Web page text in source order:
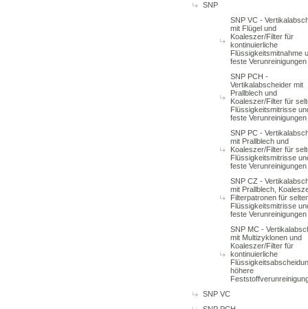
SNP
SNP VC -
mit Flügel und
Koaleszer/Filter für
kontinuierliche
Flüssigkeitsmitnahme
feste Verunreinigungen
SNP PCH -
Vertikalabscheider mit
Prallblech und
Koaleszer/Filter für
Flüssigkeitsmitrisse
feste Verunreinigungen
SNP PC -
mit Prallblech und
Koaleszer/Filter für
Flüssigkeitsmitrisse
feste Verunreinigungen
SNP CZ -
mit Prallblech,
Filterpatronen für
Flüssigkeitsmitrisse
feste Verunreinigungen
SNP MC -
mit Multizyklonen und
Koaleszer/Filter für
kontinuierliche
höhere
SNP VC